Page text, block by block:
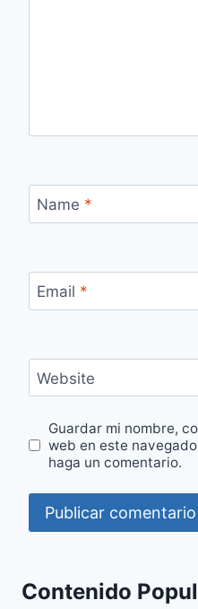
Name *
Email *
Website
Guardar mi nombre,
web en este
haga un comentario.
Contenido